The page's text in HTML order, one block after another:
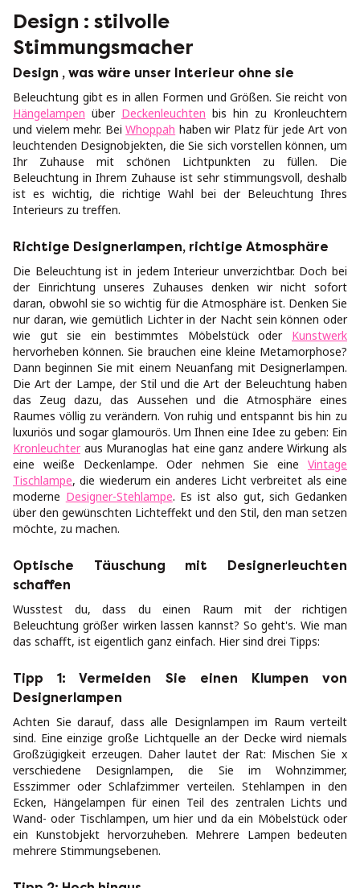
Design : stilvolle
Stimmungsmacher
Design , was wäre unser Interieur ohne sie
Beleuchtung gibt es in allen Formen und Größen. Sie reicht von
Hängelampen über Deckenleuchten bis hin zu Kronleuchtern
und vielem mehr. BeiWhoppah haben wir Platz für jede Art von
leuchtenden Designobjekten, die Sie sich vorstellen können, um
Ihr Zuhause mit schönen Lichtpunkten zu füllen. Die
Beleuchtung in Ihrem Zuhause ist sehr stimmungsvoll, deshalb
ist es wichtig, die richtige Wahl bei der Beleuchtung Ihres
Interieurs zu treffen.
Richtige Designerlampen, richtige Atmosphäre
Die Beleuchtung ist in jedem Interieur unverzichtbar. Doch bei
der Einrichtung unseres Zuhauses denken wir nicht sofort
daran, obwohl sie so wichtig für die Atmosphäre ist. Denken Sie
nur daran, wie gemütlich Lichter in der Nacht sein können oder
wie gut sie ein bestimmtes Möbelstück oder Kunstwerk
hervorheben können. Sie brauchen eine kleine Metamorphose?
Dann beginnen Sie mit einem Neuanfang mit Designerlampen.
Die Art der Lampe, der Stil und die Art der Beleuchtung haben
das Zeug dazu, das Aussehen und die Atmosphäre eines
Raumes völlig zu verändern. Von ruhig und entspannt bis hin zu
luxuriös und sogar glamourös. Um Ihnen eine Idee zu geben: Ein
Kronleuchter aus Muranoglas hat eine ganz andere Wirkung als
eine weiße Deckenlampe. Oder nehmen Sie eine Vintage
Tischlampe, die wiederum ein anderes Licht verbreitet als eine
moderne Designer-Stehlampe. Es ist also gut, sich Gedanken
über den gewünschten Lichteffekt und den Stil, den man setzen
möchte, zu machen.
Optische Täuschung mit Designerleuchten
schaffen
Wusstest du, dass du einen Raum mit der richtigen
Beleuchtung größer wirken lassen kannst? So geht's. Wie man
das schafft, ist eigentlich ganz einfach. Hier sind drei Tipps:
Tipp 1: Vermeiden Sie einen Klumpen von
Designerlampen
Achten Sie darauf, dass alle Designlampen im Raum verteilt
sind. Eine einzige große Lichtquelle an der Decke wird niemals
Großzügigkeit erzeugen. Daher lautet der Rat: Mischen Sie x
verschiedene Designlampen, die Sie im Wohnzimmer,
Esszimmer oder Schlafzimmer verteilen. Stehlampen in den
Ecken, Hängelampen für einen Teil des zentralen Lichts und
Wand- oder Tischlampen, um hier und da ein Möbelstück oder
ein Kunstobjekt hervorzuheben. Mehrere Lampen bedeuten
mehrere Stimmungsebenen.